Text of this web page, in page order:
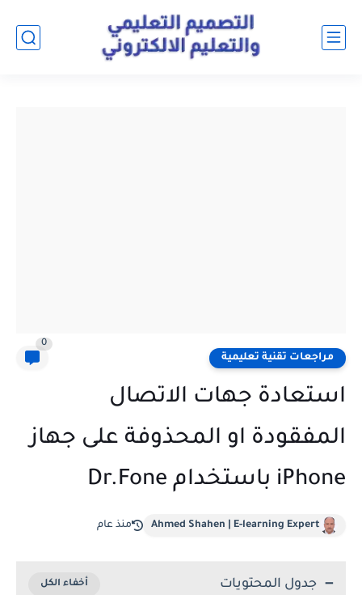
مراجعات تقنية تعليمية
0
استعادة جهات الاتصال
المفقودة او المحذوفة على جهاز
iPhone باستخدام Dr.Fone
Ahmed Shahen | E-learning Expert منذ عام
جدول المحتويات